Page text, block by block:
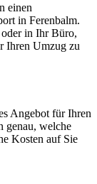
einen
in Ferenbalm.
in Ihr Büro,
Ihren Umzug zu
Angebot für Ihren
genau, welche
Kosten auf Sie